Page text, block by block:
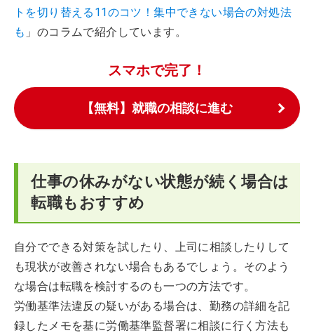
トを切り替える11のコツ！集中できない場合の対処法
も 」のコラムで紹介しています。
スマホで完了！
【無料】就職の相談に進む
仕事の休みがない状態が続く場合は
転職もおすすめ
自分でできる対策を試したり、上司に相談したりして
も現状が改善されない場合もあるでしょう。そのよう
な場合は転職を検討するのも一つの方法です。
労働基準法違反の疑いがある場合は、勤務の詳細を記
録したメモを基に労働基準監督署に相談に行く方法も